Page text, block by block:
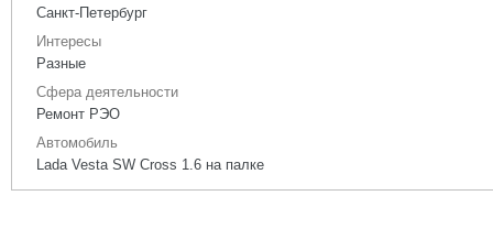
Санкт-Петербург
Интересы
Разные
Сфера деятельности
Ремонт РЭО
Автомобиль
Lada Vesta SW Cross 1.6 на палке